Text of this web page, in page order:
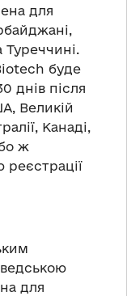
для
Туреччині.
буде
днів після
Великій
Канаді,
ж
для